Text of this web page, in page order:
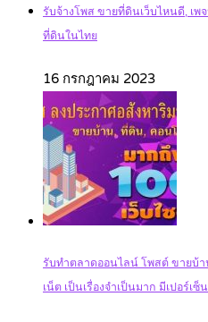
รับจ้างโพส ขายที่ดินเว็บไหนดี, เ
ที่ดินในไทย
16 กรกฎาคม 2023
รับทำตลาดออนไลน์ โพสต์ ขายบ้
เน็ต เป็นเรื่องจำเป็นมาก มีเปอร์เ